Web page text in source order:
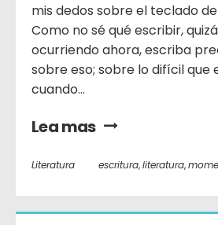
mis dedos sobre el teclado
Como no sé qué escribir,
ocurriendo ahora, escriba
sobre eso; sobre lo difícil que
cuando...
Lea mas
Literatura escritura,literatura,